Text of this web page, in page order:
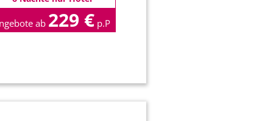
ab 229 € p.P